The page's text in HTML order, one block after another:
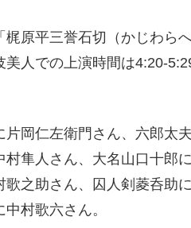
原平三誉石切（かじわら
美人での上演時間は4:20-
岡仁左衛門さん、六郎太
隼人さん、大名山口十郎
歌之助さん、囚人剣菱呑助
村歌六さん。